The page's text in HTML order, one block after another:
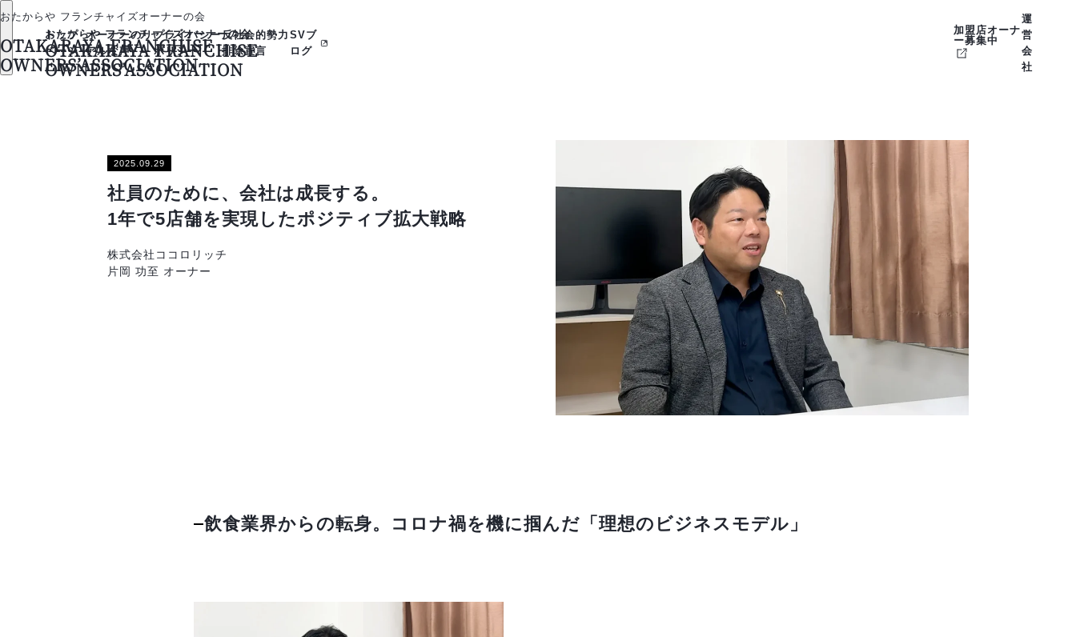
おたからや フランチャイズオーナーの会
OTAKARAYA FRANCHISE
OWNERS’ASSOCIATION
おたからや フランチャイズオーナーの会
OTAKARAYA FRANCHISE
OWNERS’ASSOCIATION
トップ
ページ
オーナーのリ
アルな声
プライバシー
ポリシー
反社会的勢力
排除宣言
SVブ
ログ
加盟店オーナ
ー募集中
運
営
会
社
2025.09.29
社員のために、会社は成長する。
1年で5店舗を実現したポジティブ拡大戦略
株式会社ココロリッチ
片岡 功至 オーナー
飲食業界からの転身。コロナ禍を機に掴んだ「理想のビジネスモデル」